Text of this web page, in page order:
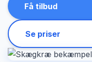
Få tilbud
Se priser